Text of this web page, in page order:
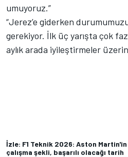
umuyoruz.”
“Jerez’e giderken
gerekiyor. İlk üç yarışta çok
aylık arada iyileştirmeler
İzle: F1 Teknik 2026: Aston
çalışma şekli, başarılı olacağı tarih